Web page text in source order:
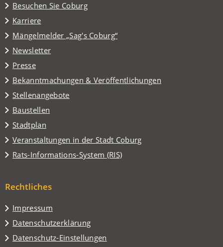
Besuchen Sie Coburg
(Öffnet
in
einem
neuen
Tab)
Karriere
Mängelmelder „Sag's Coburg“
(Öffnet
in
einem
neuen
Tab)
Newsletter
Presse
Bekanntmachungen & Veröffentlichungen
Stellenangebote
Baustellen
Stadtplan
(Öffnet
in
einem
neuen
Veranstaltungen in der Stadt Coburg
(Öffnet
in
einem
Tab)
Rats-Informations-System (RIS)
(Öffnet
neuen
Rechtliches
Impressum
Datenschutzerklärung
Datenschutz-Einstellungen